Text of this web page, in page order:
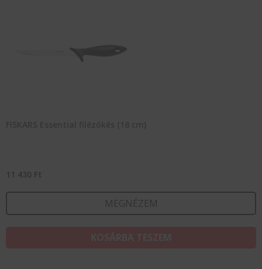
11 430 Ft
MEGNÉZEM